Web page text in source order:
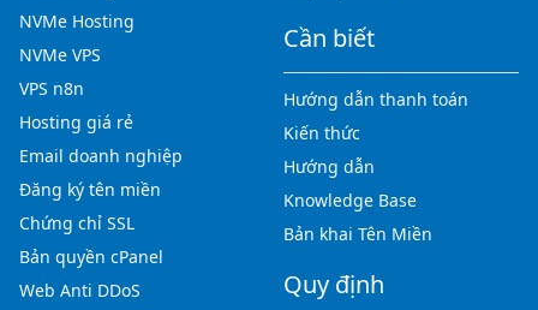
NVMe Hosting
NVMe VPS
VPS n8n
Hosting giá rẻ
Email doanh nghiệp
Đăng ký tên miền
Chứng chỉ SSL
Bản quyền cPanel
Web Anti DDoS
Cần biết
Hướng dẫn thanh toán
Kiến thức
Hướng dẫn
Knowledge Base
Bản khai Tên Miền
Quy định